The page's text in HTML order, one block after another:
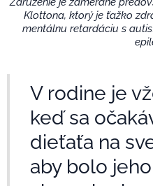
Klottona, ktorý je ťažko
mentálnu retardáciu s
V rodine je
keď sa
dieťaťa na
aby bolo